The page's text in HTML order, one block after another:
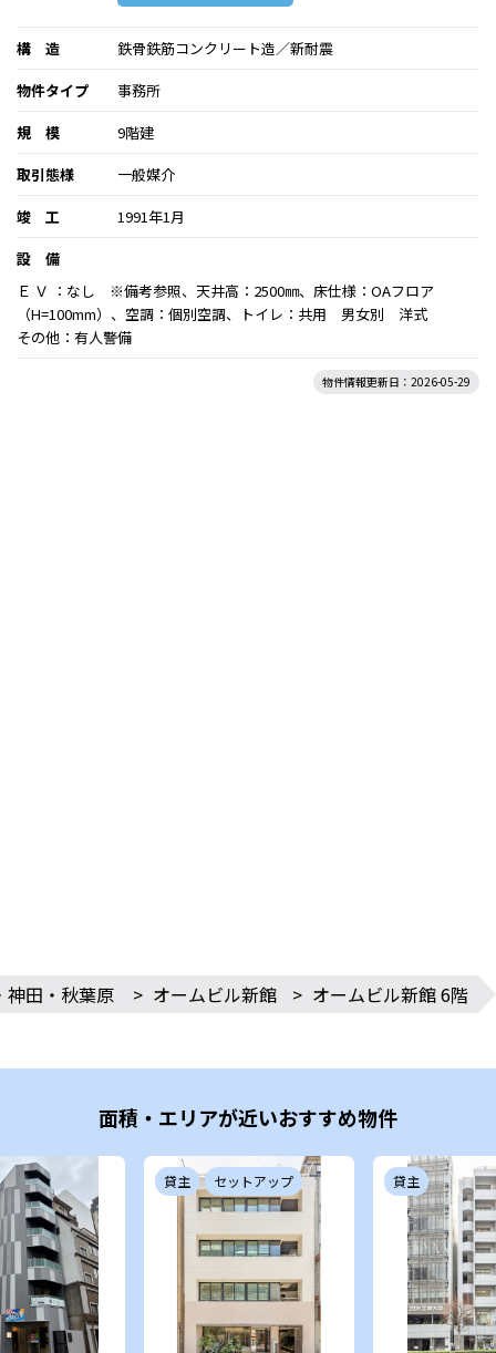
構 造
鉄骨鉄筋コンクリート造／新耐震
物件タイプ
事務所
規 模
9階建
取引態様
一般媒介
竣 工
1991年1月
設 備
Ｅ Ｖ ：なし ※備考参照、天井高：2500㎜、床仕様：OAフロア
（H=100mm）、空調：個別空調、トイレ：共用 男女別 洋式
その他：有人警備
物件情報更新日：2026-05-29
神田・秋葉原 > オームビル新館 > オームビル新館 6階
面積・エリアが近いおすすめ物件
貸主 セットアップ 貸主